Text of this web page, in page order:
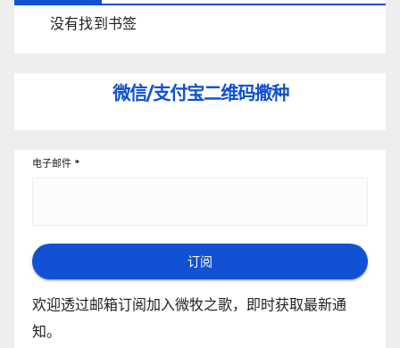
没有找到书签
微信/支付宝二维码撒种
电子邮件 *
订阅
欢迎透过邮箱订阅加入微牧之歌，即时获取最新通
知。